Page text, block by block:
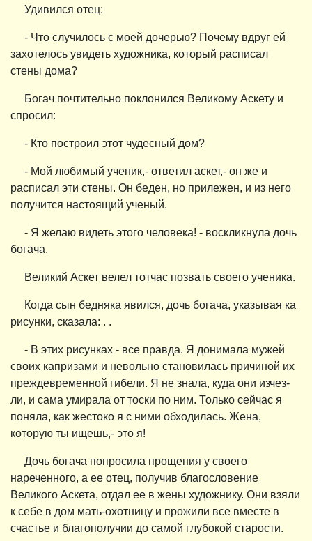
Удивился отец:
- Что случилось с моей дочерью? Почему вдруг ей
захотелось увидеть художника, который расписал
стены дома?
Богач почтительно поклонился Великому Аскету и
спросил:
- Кто построил этот чудесный дом?
- Мой любимый ученик,- ответил аскет,- он же и
расписал эти стены. Он беден, но прилежен, и из него
получится настоящий ученый.
- Я желаю видеть этого человека! - воскликнула дочь
богача.
Великий Аскет велел тотчас позвать своего ученика.
Когда сын бедняка явился, дочь богача, указывая ка
рисунки, сказала: . .
- В этих рисунках - все правда. Я донимала мужей
своих капризами и невольно становилась причиной их
преждевременной гибели. Я не знала, куда они изчез-
ли, и сама умирала от тоски по ним. Только сейчас я
поняла, как жестоко я с ними обходилась. Жена,
которую ты ищешь,- это я!
Дочь богача попросила прощения у своего
нареченного, а ее отец, получив благословение
Великого Аскета, отдал ее в жены художнику. Они взяли
к себе в дом мать-охотницу и прожили все вместе в
счастье и благополучии до самой глубокой старости.